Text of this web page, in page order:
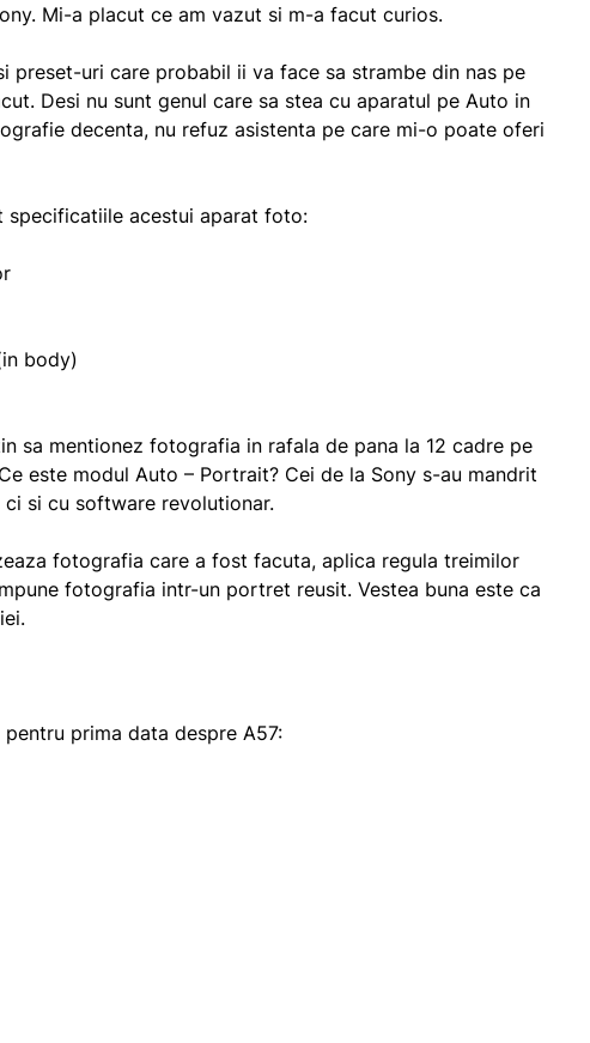
Mi-a placut ce am vazut si m-a facut curios.
preset-uri care probabil ii va face sa strambe din nas pe
Desi nu sunt genul care sa stea cu aparatul pe Auto in
decenta, nu refuz asistenta pe care mi-o poate oferi
specificatiile acestui aparat foto:
body)
sa mentionez fotografia in rafala de pana la 12 cadre pe
este modul Auto – Portrait? Cei de la Sony s-au mandrit
si cu software revolutionar.
fotografia care a fost facuta, aplica regula treimilor
fotografia intr-un portret reusit. Vestea buna este ca
prima data despre A57: